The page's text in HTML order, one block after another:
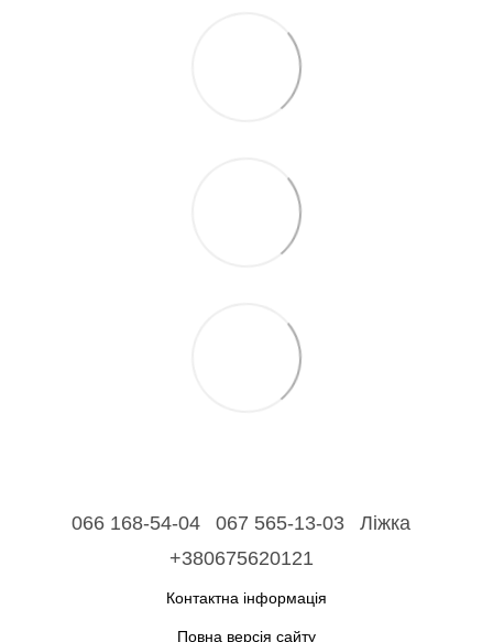
066 168-54-04 067 565-13-03
Ліжка
+380675620121
Контактна інформація
Повна версія сайту